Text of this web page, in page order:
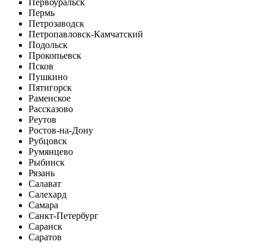
Пермь
Петрозаводск
Петропавловск-Камчатский
Подольск
Прокопьевск
Псков
Пушкино
Пятигорск
Раменское
Рассказово
Реутов
Ростов-на-Дону
Рубцовск
Румянцево
Рыбинск
Рязань
Салават
Салехард
Самара
Санкт-Петербург
Саранск
Саратов